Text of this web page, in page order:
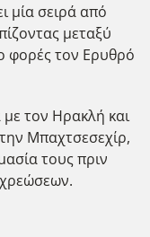
μία σειρά από
μεταξύ
φορές τον Ερυθρό
τον Ηρακλή και
Μπαχτσεσεχίρ,
τους πριν